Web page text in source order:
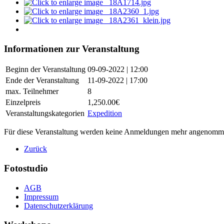
Informationen zur Veranstaltung
Beginn der Veranstaltung 09-09-2022 | 12:00
Ende der Veranstaltung
11-09-2022 | 17:00
max. Teilnehmer
8
Einzelpreis
1,250.00€
Veranstaltungskategorien Expedition
Für diese Veranstaltung werden keine Anmeldungen mehr
Zurück
Fotostudio
AGB
Impressum
Datenschutzerklärung